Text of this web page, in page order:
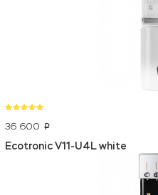
36 600 p
Ecotronic V11-U4L white